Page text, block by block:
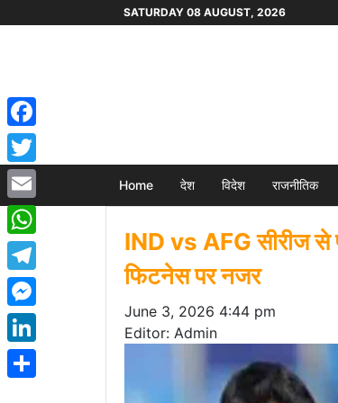
SATURDAY 08 AUGUST, 2026
Home देश विदेश राजनीतिक
IND vs AFG सीरीज से
फिटनेस पर नजर
June 3, 2026 4:44 pm
Editor: Admin
Facebook
Twitter
Email
WhatsApp
Telegram
Messenger
LinkedIn